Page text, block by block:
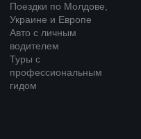
Поездки по Молдове,
Украине и Европе
Авто с личным
водителем
Туры с
профессиональным
гидом